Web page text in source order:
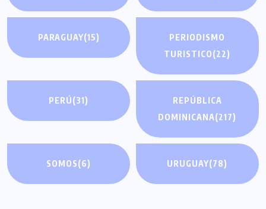
PARAGUAY(15)
PERIODISMO
TURISTICO(22)
PERÚ(31)
REPÚBLICA
DOMINICANA(217)
SOMOS(6) URUGUAY(78)